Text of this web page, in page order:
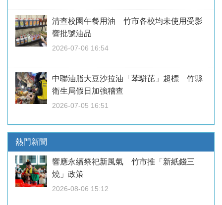
清查校園午餐用油 竹市各校均未使用受影
響批號油品
2026-07-06 16:54
中聯油脂大豆沙拉油「苯駢芘」超標 竹縣
衛生局假日加強稽查
2026-07-05 16:51
熱門新聞
響應永續祭祀新風氣 竹市推「新紙錢三
燒」政策
2026-08-06 15:12